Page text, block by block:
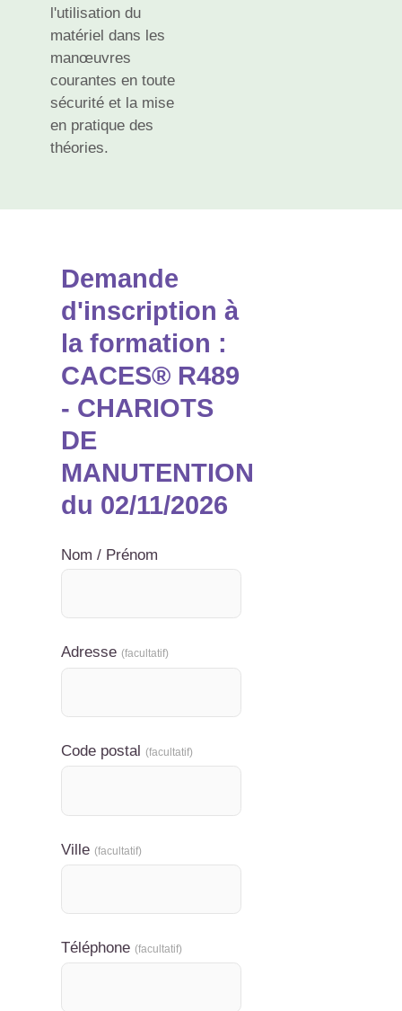
l'utilisation du
matériel dans les
manœuvres
courantes en toute
sécurité et la mise
en pratique des
théories.
Demande
d'inscription à
la formation :
CACES® R489
- CHARIOTS
DE
MANUTENTION
du 02/11/2026
Nom / Prénom
Adresse (facultatif)
Code postal (facultatif)
Ville (facultatif)
Téléphone (facultatif)